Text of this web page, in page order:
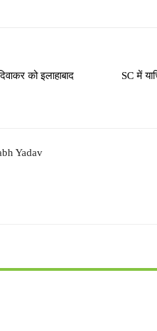
को इलाहाबाद
SC में
Yadav